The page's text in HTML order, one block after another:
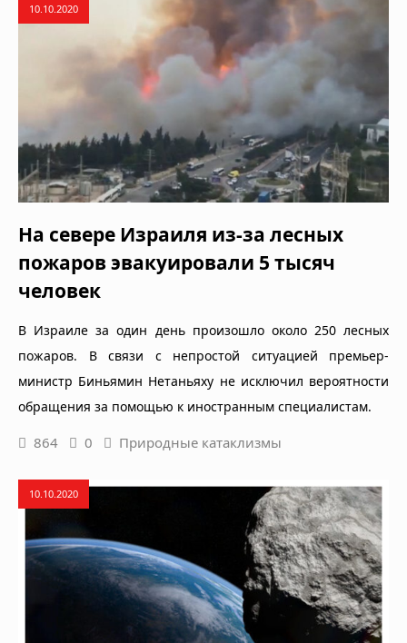
10.10.2020
На севере Израиля из-за лесных
пожаров эвакуировали 5 тысяч
человек
В Израиле за один день произошло около 250 лесных
пожаров. В связи с непростой ситуацией премьер-
министр Биньямин Нетаньяху не исключил вероятности
обращения за помощью к иностранным специалистам.
864 0 Природные катаклизмы
10.10.2020